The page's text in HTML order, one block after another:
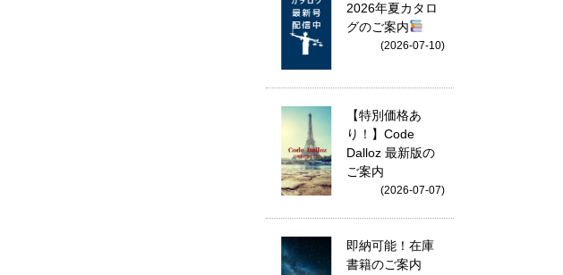
2026年夏カタロ
グのご案内
(2026-07-10)
【特別価格あ
り！】Code
Dalloz 最新版の
ご案内
(2026-07-07)
即納可能！在庫
書籍のご案内